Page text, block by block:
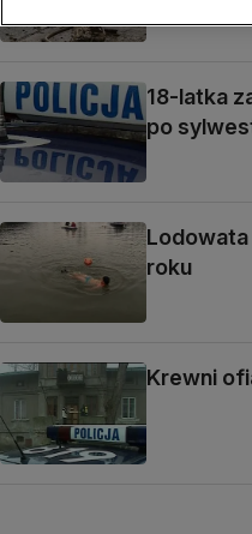
18-latka
po
roku
Krewni